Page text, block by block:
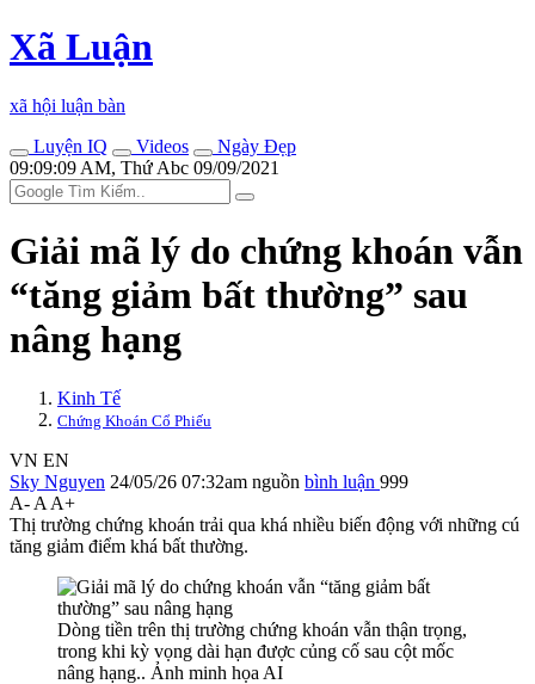
Xã Luận
xã hội luận bàn
Luyện IQ
Videos
Ngày Đẹp
09:09:09 AM, Thứ Abc 09/09/2021
Giải mã lý do chứng khoán vẫn
“tăng giảm bất thường” sau
nâng hạng
Kinh Tế
Chứng Khoán Cổ Phiếu
VN EN
Sky Nguyen 24/05/26 07:32am nguồn bình luận 999
A- A A+
Thị trường chứng khoán trải qua khá nhiều biến động với những cú
tăng giảm điểm khá bất thường.
Dòng tiền trên thị trường chứng khoán vẫn thận trọng,
trong khi kỳ vọng dài hạn được củng cố sau cột mốc
nâng hạng.. Ảnh minh họa AI